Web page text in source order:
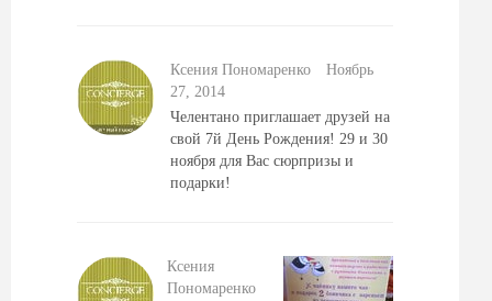
Ксения Пономаренко
Ноябрь
27, 2014
Челентано приглашает друзей на
свой 7й День Рождения! 29 и 30
ноября для Вас сюрпризы и
подарки!
Ксения
Пономаренко